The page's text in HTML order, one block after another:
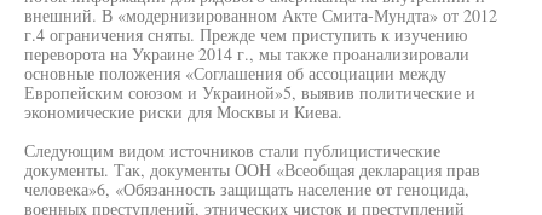
внешний. В «модернизированном Акте Смита-Мундта» от 2012
г.4 ограничения сняты. Прежде чем приступить к изучению
переворота на Украине 2014 г., мы также проанализировали
основные положения «Соглашения об ассоциации между
Европейским союзом и Украиной»5, выявив политические и
экономические риски для Москвы и Киева.
Следующим видом источников стали публицистические
документы. Так, документы ООН «Всеобщая декларация прав
человека»6, «Обязанность защищать население от геноцида,
военных преступлений, этнических чисток и преступлений